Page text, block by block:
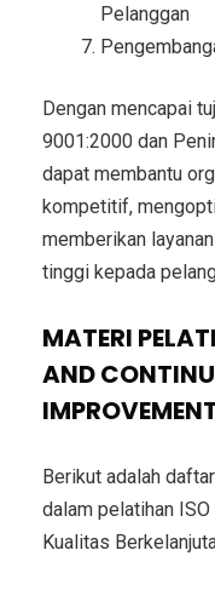
Pelanggan
Dengan mencapai
9001:2000 dan
dapat membantu
kompetitif,
memberikan
tinggi kepada
MATERI
AND
Berikut adalah
dalam pelatihan
Kualitas